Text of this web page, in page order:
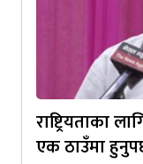
राष्ट्रियताका
एक ठाउँमा